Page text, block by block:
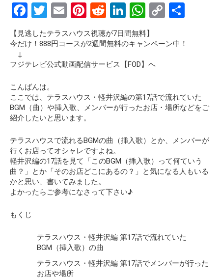
F
a
ce
b
o
o
k
T
wi
tt
er
E
m
ail
Pi
nt
er
es
t
R
e
d
di
t
Li
n
ke
dI
n
W
h
at
p
C
py
k
【見逃したテラスハウス視聴が7日間無料】
今だけ！888円コースが2週間無料のキャンペーン中！
↓
フジテレビ公式動画配信サービス【FOD】へ
こんばんは。
ここでは、テラスハウス・軽井沢編の第17話で流れていた
BGM（曲）や挿入歌、メンバーが行ったお店・場所などをご
紹介したいと思います。
テラスハウスで流れるBGMの曲（挿入歌）とか、メンバーが
行くお店ってオシャレですよね。
軽井沢編の17話を見て
「このBGM（挿入歌）って何ていう
曲？」とか「そのお店どこにあるの？」
と気になる人もいる
かと思い、書いてみました。
よかったらご参考になさって下さい♪
もくじ
テラスハウス・軽井沢編 第17話で流れていた
BGM（挿入歌）の曲
テラスハウス・軽井沢編 第17話でメンバーが行った
お店や場所